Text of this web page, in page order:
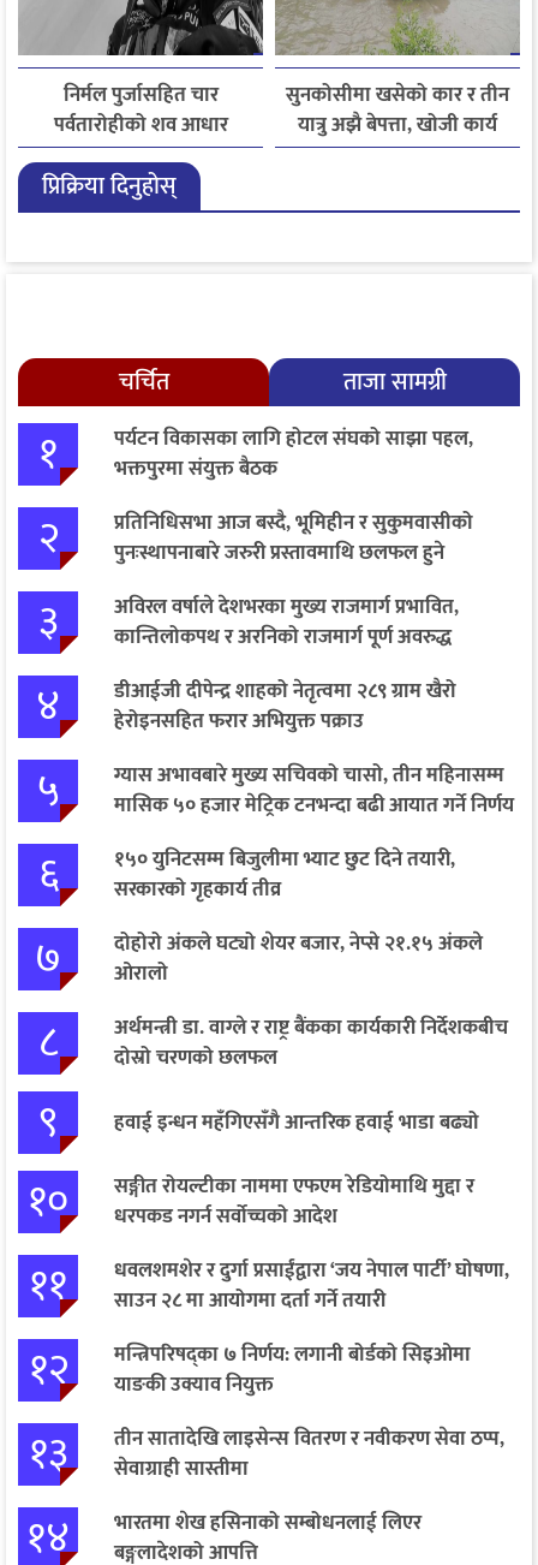
निर्मल पुर्जासहित चार
पर्वतारोहीको शव आधार
शिविरमा ल्याइयो, तीन अझै
बेपत्ता
सुनकोसीमा खसेको कार र तीन
यात्रु अझै बेपत्ता, खोजी कार्य
जारी
प्रिक्रिया दिनुहोस्
चर्चित ताजा सामग्री
१
पर्यटन विकासका लागि होटल संघको साझा पहल,
भक्तपुरमा संयुक्त बैठक
२
प्रतिनिधिसभा आज बस्दै, भूमिहीन र सुकुमवासीको
पुनःस्थापनाबारे जरुरी प्रस्तावमाथि छलफल हुने
३
अविरल वर्षाले देशभरका मुख्य राजमार्ग प्रभावित,
कान्तिलोकपथ र अरनिको राजमार्ग पूर्ण अवरुद्ध
४
डीआईजी दीपेन्द्र शाहको नेतृत्वमा २८९ ग्राम खैरो
हेरोइनसहित फरार अभियुक्त पक्राउ
५
ग्यास अभावबारे मुख्य सचिवको चासो, तीन महिनासम्म
मासिक ५० हजार मेट्रिक टनभन्दा बढी आयात गर्ने निर्णय
६
१५० युनिटसम्म बिजुलीमा भ्याट छुट दिने तयारी,
सरकारको गृहकार्य तीव्र
७
दोहोरो अंकले घट्यो शेयर बजार, नेप्से २१.१५ अंकले
ओरालो
८
अर्थमन्त्री डा. वाग्ले र राष्ट्र बैंकका कार्यकारी निर्देशकबीच
दोस्रो चरणको छलफल
९ हवाई इन्धन महँगिएसँगै आन्तरिक हवाई भाडा बढ्यो
१०
सङ्गीत रोयल्टीका नाममा एफएम रेडियोमाथि मुद्दा र
धरपकड नगर्न सर्वोच्चको आदेश
११
धवलशमशेर र दुर्गा प्रसाईंद्वारा ‘जय नेपाल पार्टी’ घोषणा,
साउन २८ मा आयोगमा दर्ता गर्ने तयारी
१२
मन्त्रिपरिषद्का ७ निर्णय: लगानी बोर्डको सिइओमा
याङकी उक्याव नियुक्त
१३
तीन सातादेखि लाइसेन्स वितरण र नवीकरण सेवा ठप्प,
सेवाग्राही सास्तीमा
१४
भारतमा शेख हसिनाको सम्बोधनलाई लिएर
बङ्गलादेशको आपत्ति